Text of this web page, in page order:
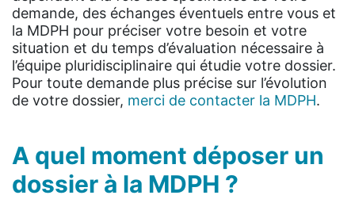
demande, des échanges éventuels entre vous et
la MDPH pour préciser votre besoin et votre
situation et du temps d’évaluation nécessaire à
l’équipe pluridisciplinaire qui étudie votre dossier.
Pour toute demande plus précise sur l’évolution
de votre dossier, merci de contacter la MDPH.
A quel moment déposer un
dossier à la MDPH ?